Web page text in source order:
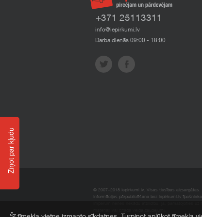
+371 25113311
info@iepirkumi.lv
Darba dienās 09:00 - 18:00
© 2007–2018 Iepirkumi.lv. Visas tiesības aizsargātas.
Informācijas pārpublicēšana bez iepirkumi.lv
Ziņot par kļūdu